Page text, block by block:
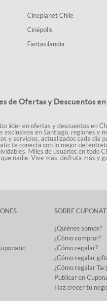
Cineplanet Chile
Cinépolis
Fantasilandia
de Ofertas y Descuentos
líder en ofertas y descuentos en
exclusivos en Santiago, regiones y
y servicios, actualizados cada
te conecta con lo mejor del
Miles de usuarios en todo
nadie. Vive más, disfruta más y
SOBRE
¿Quiénes somos?
¿Cómo comprar?
¿Cómo regalar?
¿Cómo regalar
¿Cómo regalar
Publicar en
Haz crecer tu